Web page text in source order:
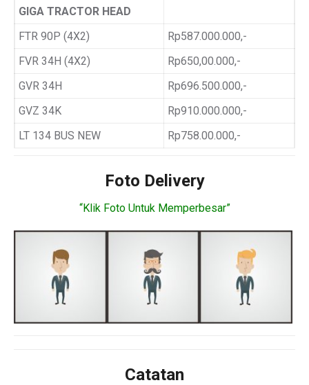
GIGA TRACTOR HEAD
FTR 90P (4X2)
Rp587.000.000,-
FVR 34H (4X2)
Rp650,00.000,-
GVR 34H
Rp696.500.000,-
GVZ 34K
Rp910.000.000,-
LT 134 BUS NEW
Rp758.00.000,-
Foto Delivery
“Klik Foto Untuk Memperbesar”
Catatan